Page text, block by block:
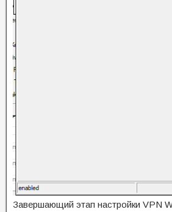
Завершающий этап настройки VPN